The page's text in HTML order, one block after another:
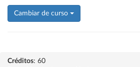
Cambiar de curso
Créditos: 60